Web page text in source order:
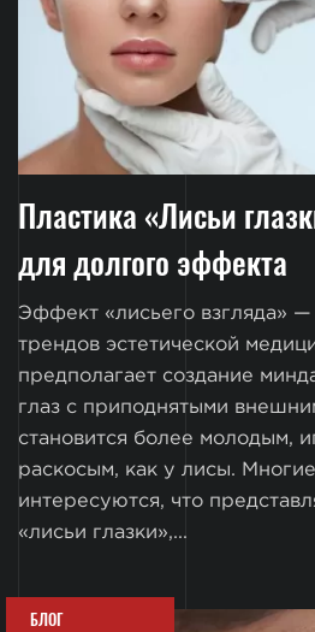
Пластика «Лисьи
для долгого эффекта
Эффект «лисьего взгляда»
трендов эстетической
предполагает создание
глаз с приподнятыми
становится более молодым,
раскосым, как у лисы.
интересуются, что
«лисьи глазки»,...
БЛОГ